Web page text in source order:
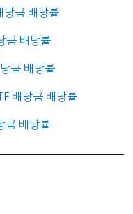
당금 배당률
금 배당률
금 배당률
배당금 배당률
금 배당률